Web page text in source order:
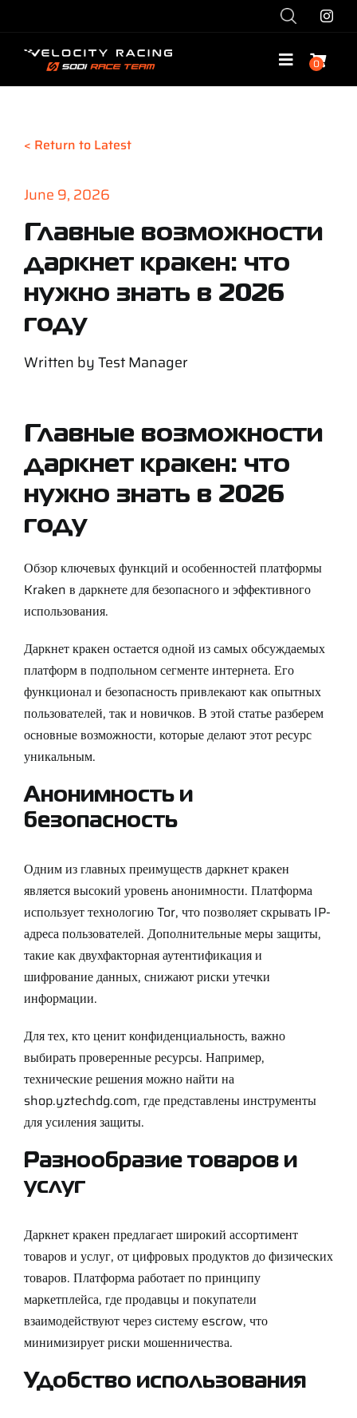
content
Toggle
Services
Support
Contact
Sign Up/Sign In
0
< Return to Latest
June 9, 2026
Главные возможности
даркнет кракен: что
нужно знать в 2026
году
Written byTest Manager
Главные возможности
даркнет кракен: что
нужно знать в 2026
году
Обзор ключевых функций и особенностей платформы
Kraken в даркнете для безопасного и эффективного
использования.
Даркнет кракен остается одной из самых обсуждаемых
платформ в подпольном сегменте интернета. Его
функционал и безопасность привлекают как опытных
пользователей, так и новичков. В этой статье разберем
основные возможности, которые делают этот ресурс
уникальным.
Анонимность и
безопасность
Одним из главных преимуществ даркнет кракен
является высокий уровень анонимности. Платформа
использует технологию Tor, что позволяет скрывать IP-
адреса пользователей. Дополнительные меры защиты,
такие как двухфакторная аутентификация и
шифрование данных, снижают риски утечки
информации.
Для тех, кто ценит конфиденциальность, важно
выбирать проверенные ресурсы. Например,
технические решения можно найти на
shop.yztechdg.com, где представлены инструменты
для усиления защиты.
Разнообразие товаров и
услуг
Даркнет кракен предлагает широкий ассортимент
товаров и услуг, от цифровых продуктов до физических
товаров. Платформа работает по принципу
маркетплейса, где продавцы и покупатели
взаимодействуют через систему escrow, что
минимизирует риски мошенничества.
Удобство использования